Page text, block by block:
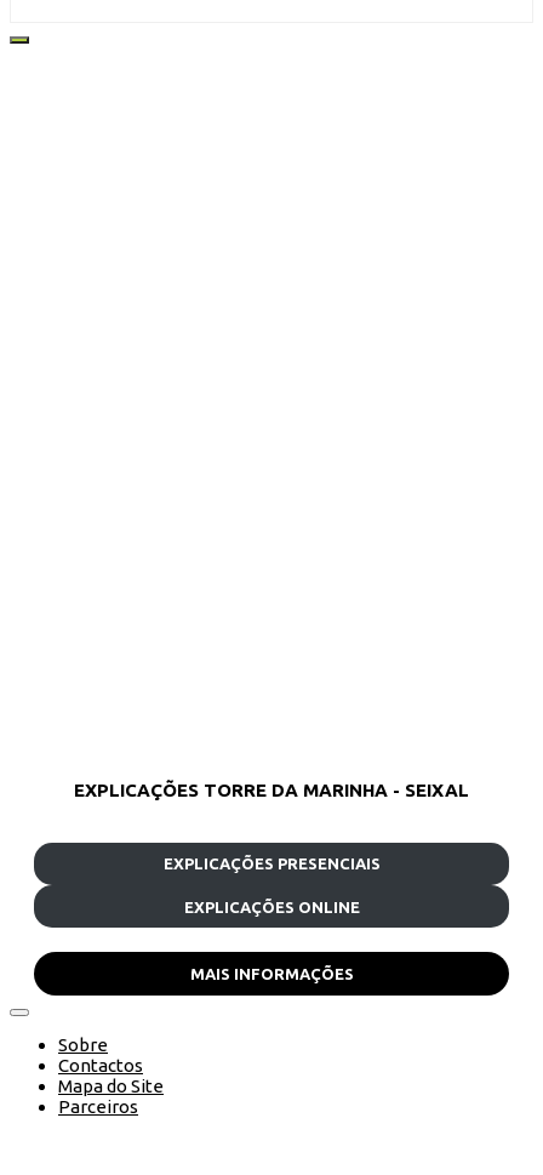
EXPLICAÇÕES TORRE DA MARINHA - SEIXAL
EXPLICAÇÕES PRESENCIAIS
EXPLICAÇÕES ONLINE
MAIS INFORMAÇÕES
Sobre
Contactos
Mapa do Site
Parceiros